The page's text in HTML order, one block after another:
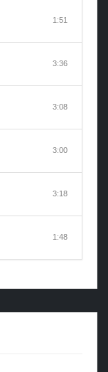
1:51
3:36
3:08
3:00
3:18
1:48